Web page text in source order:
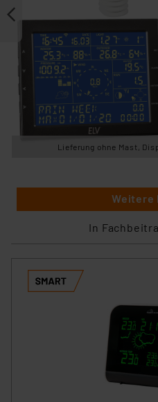
Lieferung ohne Mast,
Weitere
In